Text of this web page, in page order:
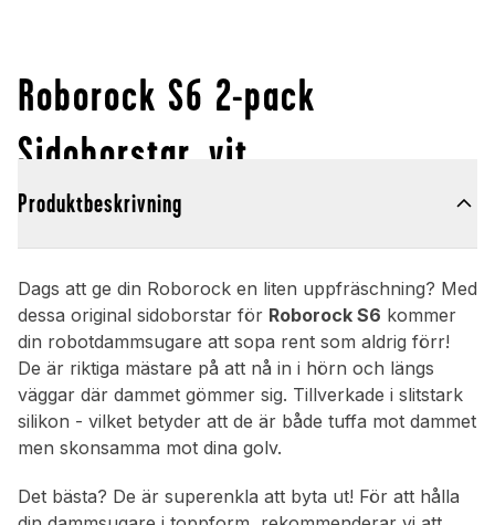
Roborock S6 2-pack
Sidoborstar, vit
Produktbeskrivning
Dags att ge din Roborock en liten uppfräschning? Med
dessa original sidoborstar för Roborock S6 kommer
din robotdammsugare att sopa rent som aldrig förr!
De är riktiga mästare på att nå in i hörn och längs
väggar där dammet gömmer sig. Tillverkade i slitstark
silikon - vilket betyder att de är både tuffa mot dammet
men skonsamma mot dina golv.
Det bästa? De är superenkla att byta ut! För att hålla